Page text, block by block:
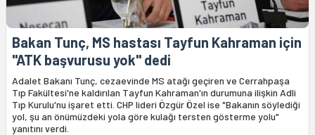
Bakan Tunç, MS hastası Tayfun Kahraman için
"ATK başvurusu yok" dedi
Adalet Bakanı Tunç, cezaevinde MS atağı geçiren ve Cerrahpaşa
Tıp Fakültesi'ne kaldırılan Tayfun Kahraman'ın durumuna ilişkin Adli
Tıp Kurulu'nu işaret etti. CHP lideri Özgür Özel ise "Bakanın söylediği
yol, şu an önümüzdeki yola göre kulağı tersten gösterme yolu"
yanıtını verdi.